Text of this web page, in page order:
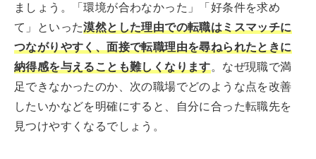
ましょう。「環境が合わなかった」「好条件を求め
て」といった漠然とした理由での転職はミスマッチに
つながりやすく、面接で転職理由を尋ねられたときに
納得感を与えることも難しくなります。なぜ現職で満
足できなかったのか、次の職場でどのような点を改善
したいかなどを明確にすると、自分に合った転職先を
見つけやすくなるでしょう。